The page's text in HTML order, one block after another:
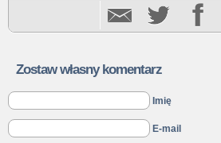
Zostaw własny komentarz
Imię
E-mail